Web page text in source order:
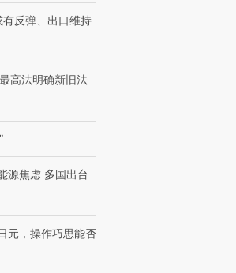
反弹、出口维持
高法明确新旧法
源焦虑 多国出台
元，操作巧思能否